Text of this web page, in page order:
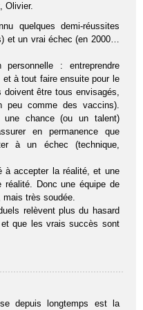
Olivier.
quelques demi-réussites
et un vrai échec (en 2000…
: entreprendre
à tout faire ensuite pour le
être tous envisagés,
peu comme des vaccins).
une chance (ou un talent)
en permanence que
à un échec (technique,
à accepter la réalité, et une
Donc une équipe de
très soudée.
relèvent plus du hasard
et que les vrais succès sont
depuis longtemps est la